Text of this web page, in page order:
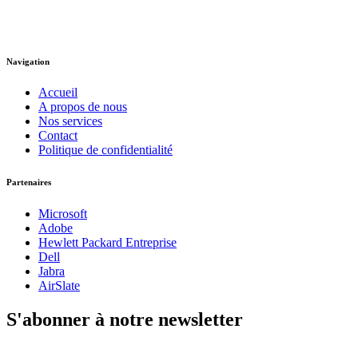
Navigation
Accueil
A propos de nous
Nos services
Contact
Politique de confidentialité
Partenaires
Microsoft
Adobe
Hewlett Packard Entreprise
Dell
Jabra
AirSlate
S'abonner à notre newsletter